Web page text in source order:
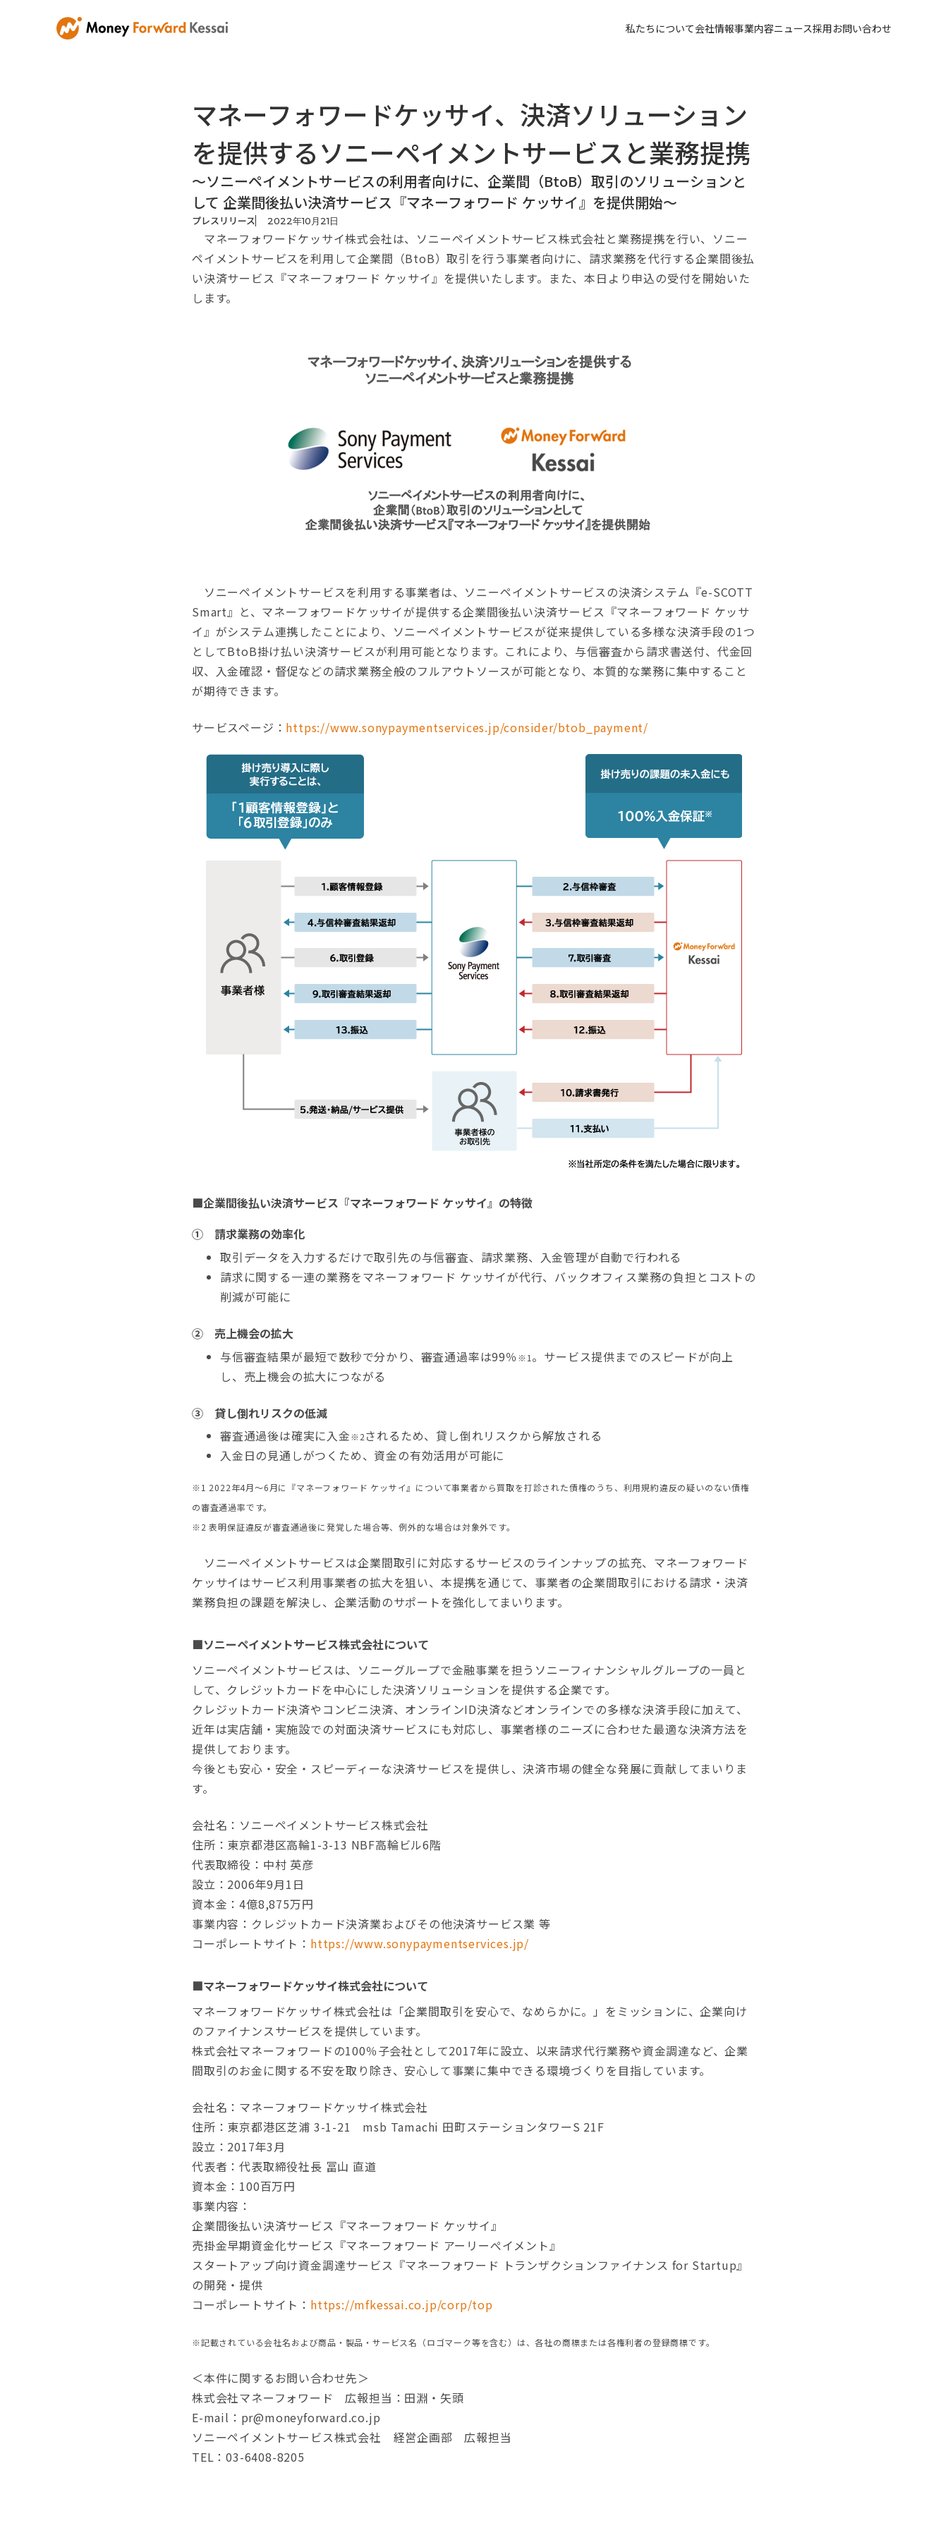
私たちについて会社情報事業内容ニュース採用お問い合わせ
マネーフォワードケッサイ、決済ソリューション
を提供するソニーペイメントサービスと業務提携
〜ソニーペイメントサービスの利用者向けに、企業間（BtoB）取引のソリューションと
して 企業間後払い決済サービス『マネーフォワード ケッサイ』を提供開始〜
プレスリリース 2022年10 月 21日
マネーフォワードケッサイ株式会社は、ソニーペイメントサービス株式会社と業務提携を行い、ソニー
ペイメントサービスを利用して企業間（BtoB）取引を行う事業者向けに、請求業務を代行する企業間後払
い決済サービス『マネーフォワード ケッサイ』を提供いたします。また、本日より申込の受付を開始いた
します。
ソニーペイメントサービスを利用する事業者は、ソニーペイメントサービスの決済システム『e-SCOTT
Smart』と、マネーフォワードケッサイが提供する企業間後払い決済サービス『マネーフォワード ケッサ
イ』がシステム連携したことにより、ソニーペイメントサービスが従来提供している多様な決済手段の1つ
としてBtoB掛け払い決済サービスが利用可能となります。これにより、与信審査から請求書送付、代金回
収、入金確認・督促などの請求業務全般のフルアウトソースが可能となり、本質的な業務に集中すること
が期待できます。
サービスページ： https://www.sonypaymentservices.jp/consider/btob_payment/
■企業間後払い決済サービス『マネーフォワード ケッサイ』の特徴
① 請求業務の効率化
取引データを入力するだけで取引先の与信審査、請求業務、入金管理が自動で行われる
請求に関する一連の業務をマネーフォワード ケッサイが代行、バックオフィス業務の負担とコストの
削減が可能に
② 売上機会の拡大
与信審査結果が最短で数秒で分かり、審査通過率は99％ ※1 。サービス提供までのスピードが向上
し、売上機会の拡大につながる
③ 貸し倒れリスクの低減
審査通過後は確実に入金※2されるため、貸し倒れリスクから解放される
入金日の見通しがつくため、資金の有効活用が可能に
※1 2022年4月～6月に『マネーフォワード ケッサイ』について事業者から買取を打診された債権のうち、利用規約違反の疑いのない債権
の審査通過率です。
※2 表明保証違反が審査通過後に発覚した場合等、例外的な場合は対象外です。
ソニーペイメントサービスは企業間取引に対応するサービスのラインナップの拡充、マネーフォワード
ケッサイはサービス利用事業者の拡大を狙い、本提携を通じて、事業者の企業間取引における請求・決済
業務負担の課題を解決し、企業活動のサポートを強化してまいります。
■ソニーペイメントサービス株式会社について
ソニーペイメントサービスは、ソニーグループで金融事業を担うソニーフィナンシャルグループの一員と
して、クレジットカードを中心にした決済ソリューションを提供する企業です。
クレジットカード決済やコンビニ決済、オンラインID決済などオンラインでの多様な決済手段に加えて、
近年は実店舗・実施設での対面決済サービスにも対応し、事業者様のニーズに合わせた最適な決済方法を
提供しております。
今後とも安心・安全・スピーディーな決済サービスを提供し、決済市場の健全な発展に貢献してまいりま
す。
会社名：ソニーペイメントサービス株式会社
住所：東京都港区高輪1-3-13 NBF高輪ビル6階
代表取締役：中村 英彦
設立：2006年9月1日
資本金：4億8,875万円
事業内容：クレジットカード決済業およびその他決済サービス業 等
コーポレートサイト： https://www.sonypaymentservices.jp/
■マネーフォワードケッサイ株式会社について
マネーフォワードケッサイ株式会社は「企業間取引を安心で、なめらかに。」をミッションに、企業向け
のファイナンスサービスを提供しています。
株式会社マネーフォワードの100％子会社として2017年に設立、以来請求代行業務や資金調達など、企業
間取引のお金に関する不安を取り除き、安心して事業に集中できる環境づくりを目指しています。
会社名：マネーフォワードケッサイ株式会社
住所：東京都港区芝浦 3-1-21 msb Tamachi 田町ステーションタワーS 21F
設立：2017年3月
代表者：代表取締役社長 冨山 直道
資本金：100百万円
事業内容：
企業間後払い決済サービス『マネーフォワード ケッサイ』
売掛金早期資金化サービス『マネーフォワード アーリーぺイメント』
スタートアップ向け資金調達サービス『マネーフォワード トランザクションファイナンス for Startup』
の開発・提供
コーポレートサイト： https://mfkessai.co.jp/corp/top
※記載されている会社名および商品・製品・サービス名（ロゴマーク等を含む）は、各社の商標または各権利者の登録商標です。
＜本件に関するお問い合わせ先＞
株式会社マネーフォワード 広報担当：田淵・矢頭
E-mail：pr@moneyforward.co.jp
ソニーペイメントサービス株式会社 経営企画部 広報担当
TEL：03-6408-8205